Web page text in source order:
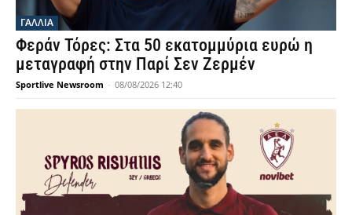
ΓΑΛΛΙΑ
Φεράν Τόρες: Στα 50 εκατομμύρια ευρώ η
μεταγραφή στην Παρί Σεν Ζερμέν
Sportlive Newsroom - 08/08/2026 12:40